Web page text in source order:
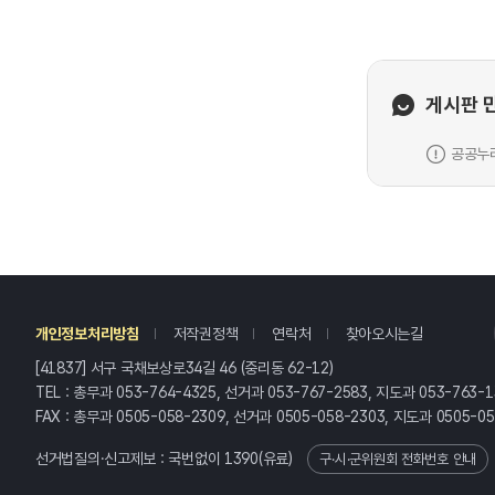
게시판
공공누
개인정보처리방침 저작권정책 연락처 찾아오시는길
[41837] 서구 국채보상로34길 46 (중리동 62-12)
TEL : 총무과 053-764-4325, 선거과 053-767-2583, 지도과 053-763-
FAX : 총무과 0505-058-2309, 선거과 0505-058-2303, 지도과 0505-
선거법질의·신고제보 : 국번없이 1390(유료) 구·시·군위원회 전화번호 안내